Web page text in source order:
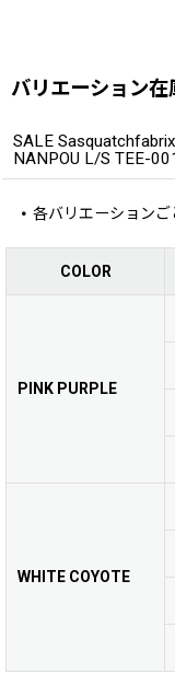
バリエーション在
SALE
NANPOU L/S TEE-
各バリエーションご
COLOR
PINK PURPLE
WHITE COYOTE